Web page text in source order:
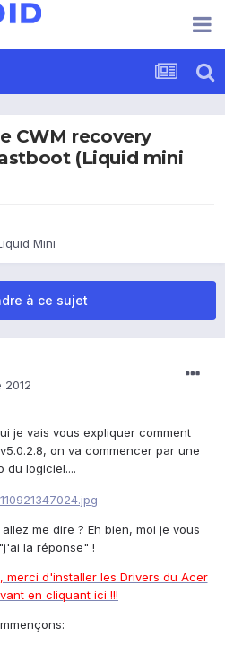
CWM recovery
(Liquid mini
Mini
à ce sujet
2012
je vais vous expliquer comment
on va commencer par une
du logiciel....
me dire ? Eh bien, moi je vous
la réponse" !
merci d'installer les Drivers du Acer
en cliquant ici !!!